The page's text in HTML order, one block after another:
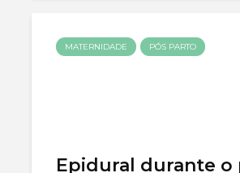
MATERNIDADE PÓS PARTO
Epidural durante o